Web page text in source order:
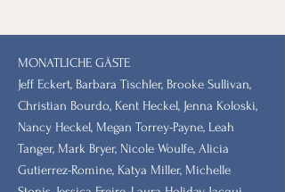
MONATLICHE GÄSTE
Jeff Eckert, Barbara Tischler, Brooke Sullivan,
Christian Bourdo, Kent Heckel, Jenna Koloski,
Nancy Heckel, Megan Torrey-Payne, Leah
Tanger, Mark Bryer, Nicole Woulfe, Alicia
Gutierrez-Romine, Katya Miller, Michelle